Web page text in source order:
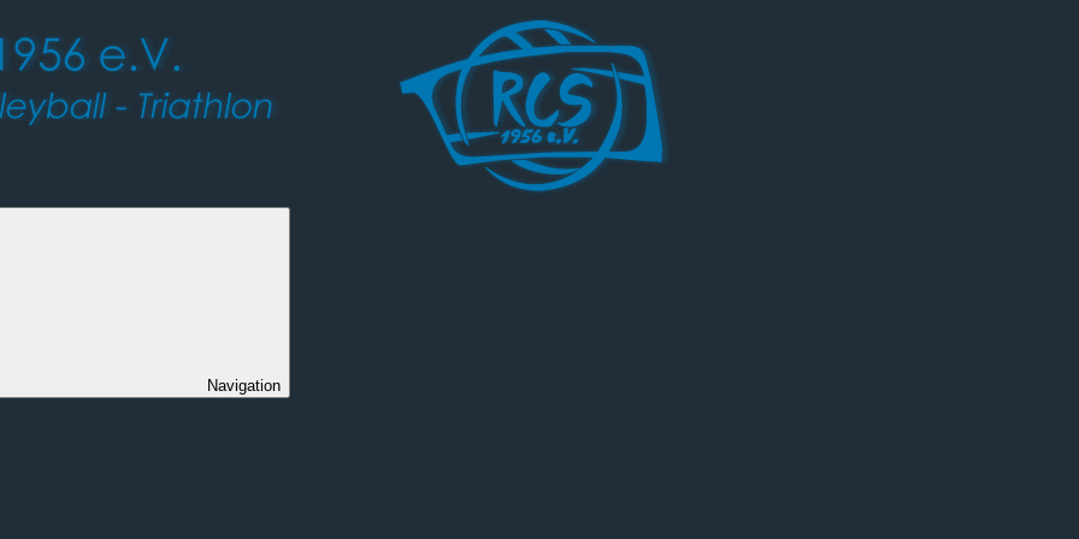
Navigation